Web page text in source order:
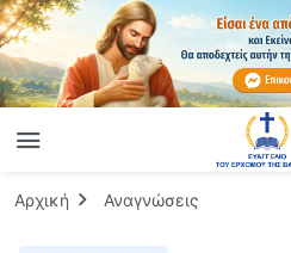
Αρχική Αναγνώσεις